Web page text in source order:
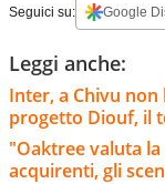
Seguici su: Google
Leggi anche:
Inter, a Chivu
progetto Diouf, il
"Oaktree valuta
acquirenti, gli